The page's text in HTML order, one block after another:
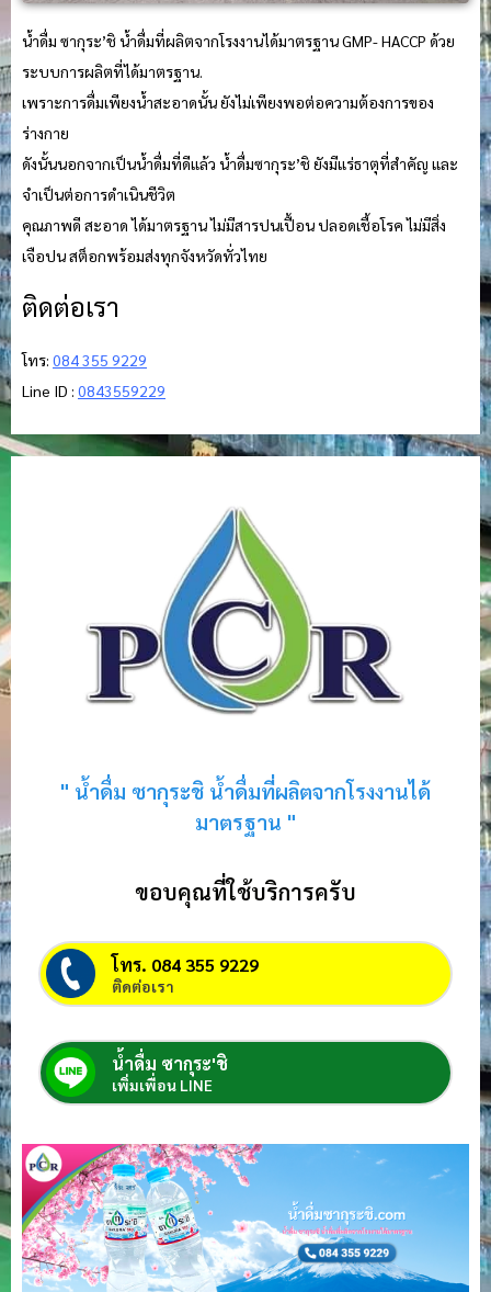
น้ำดื่ม ซากุระ’ชิ น้ำดื่มที่ผลิตจากโรงงานได้มาตรฐาน GMP- HACCP ด้วย
ระบบการผลิตที่ได้มาตรฐาน.
เพราะการดื่มเพียงน้ำสะอาดนั้น ยังไม่เพียงพอต่อความต้องการของ
ร่างกาย
ดังนั้นนอกจากเป็นน้ำดื่มที่ดีแล้ว น้ำดื่มซากุระ’ชิ ยังมีแร่ธาตุที่สำคัญ และ
จำเป็นต่อการดำเนินชีวิต
คุณภาพดี สะอาด ได้มาตรฐาน ไม่มีสารปนเปื้อน ปลอดเชื้อโรค ไม่มีสิ่ง
เจือปน สต็อกพร้อมส่งทุกจังหวัดทั่วไทย
ติดต่อเรา
โทร: 084 355 9229
Line ID : 0843559229
" น้ำดื่ม ซากุระชิ น้ำดื่มที่ผลิตจากโรงงานได้
มาตรฐาน "
ขอบคุณที่ใช้บริการครับ
โทร. 084 355 9229
ติดต่อเรา
น้ำดื่ม ซากุระ'ชิ
เพิ่มเพื่อน LINE